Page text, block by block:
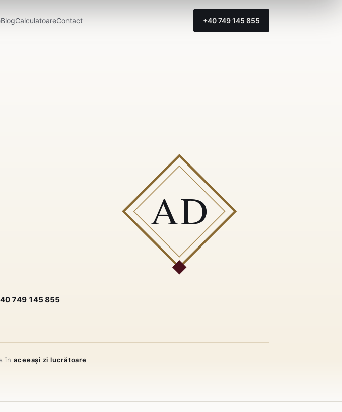
BlogCalculatoareContact +40 749 145 855
AD
749 145 855
înaceeași zi lucrătoare